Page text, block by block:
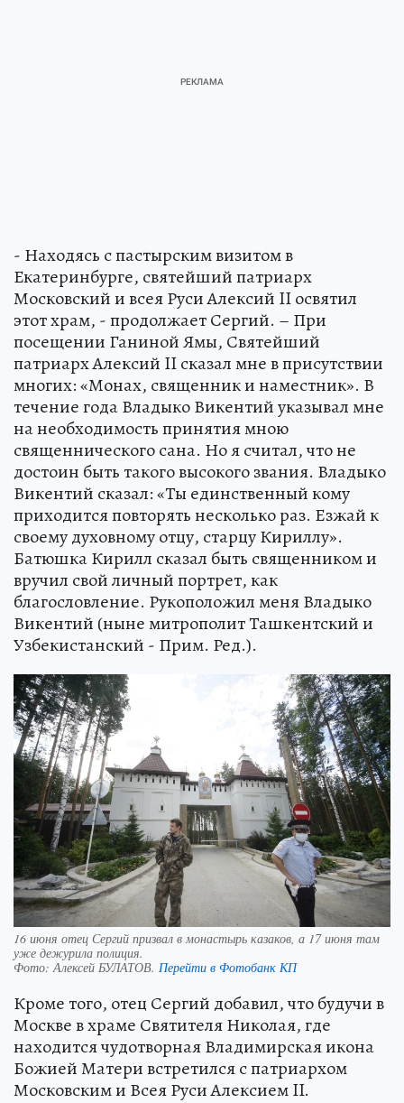
- Находясь с пастырским визитом в
Екатеринбурге, святейший патриарх
Московский и всея Руси Алексий II освятил
этот храм, - продолжает Сергий. – При
посещении Ганиной Ямы, Святейший
патриарх Алексий II сказал мне в присутствии
многих: «Монах, священник и наместник». В
течение года Владыко Викентий указывал мне
на необходимость принятия мною
священнического сана. Но я считал, что не
достоин быть такого высокого звания. Владыко
Викентий сказал: «Ты единственный кому
приходится повторять несколько раз. Езжай к
своему духовному отцу, старцу Кириллу».
Батюшка Кирилл сказал быть священником и
вручил свой личный портрет, как
благословление. Рукоположил меня Владыко
Викентий (ныне митрополит Ташкентский и
Узбекистанский - Прим. Ред.).
16 июня отец Сергий призвал в монастырь казаков, а 17 июня там
уже дежурила полиция.
Фото:Алексей БУЛАТОВ. Перейти в Фотобанк КП
Кроме того, отец Сергий добавил, что будучи в
Москве в храме Святителя Николая, где
находится чудотворная Владимирская икона
Божией Матери встретился с патриархом
Московским и Всея Руси Алексием II.